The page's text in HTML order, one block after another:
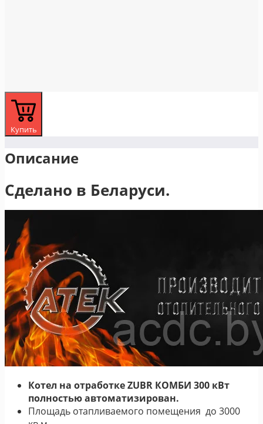
Купить
Описание
Сделано в Беларуси.
Котел на отработке ZUBR КОМБИ 300 кВт
полностью автоматизирован.
Площадь отапливаемого помещения до 3000